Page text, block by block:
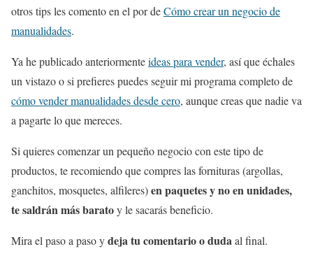
otros tips les comento en el por deCómo crear un negocio de
manualidades.
Ya he publicado anteriormenteideas para vender, así que échales
un vistazo o si prefieres puedes seguir mi programa completo de
cómo vender manualidades desde cero, aunque creas que nadie va
a pagarte lo que mereces.
Si quieres comenzar un pequeño negocio con este tipo de
productos, te recomiendo que compres las fornituras (argollas,
ganchitos, mosquetes, alfileres)en paquetes y no en unidades,
te saldrán más baratoy le sacarás beneficio.
Mira el paso a paso ydeja tu comentario o duda al final.